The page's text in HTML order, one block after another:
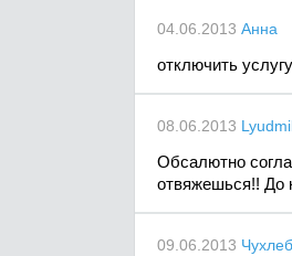
04.06.2013 Анна
отключить
08.06.2013
Обсалютно
отвяжешься!! До
09.06.2013